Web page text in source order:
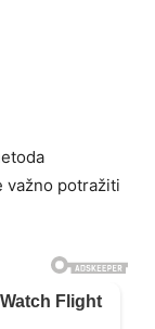
važno potražiti